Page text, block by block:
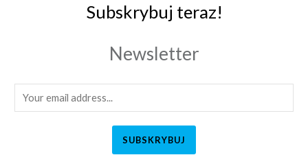
Subskrybuj teraz!
Newsletter
SUBSKRYBUJ